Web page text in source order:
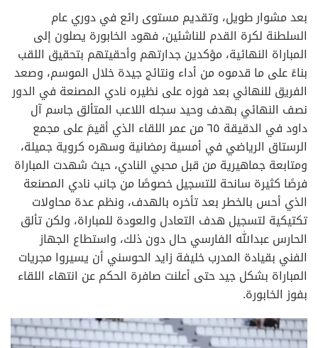
بعد مشوار طويل، وتقديم مستوى رائع في دوري عام
السلطنة لكرة القدم للناشئين، فهود الخابورة يصلون إلى
المباراة النهائية، مؤكدين جدارتهم وأحقيتهم بتحقيق اللقب
بناءً على ما قدموه من أداء ونتائج جيدة خلال الموسم، وصعد
الفريق للنهائي بعد فوزه على نظيره نادي المصنعة في الدور
نصف النهائي بهدف وحيد سجله اللاعب المتألق جاسم آل
داود في الدقيقة ٦٥ من عمر اللقاء الذي أقيمَ على مجمع
الرستاق الرياضي في أمسية رمضانية وسهره كروية جميلة،
ومتابعة جماهيرية من قبل محبي النادي، حيث شهدت المباراة
فرصًا كثيرة سانحة للتسجيل خصوصًا من جانب نادي المصنعة
الذي أحس بالخطر بعد تأخره بالهدف، ونظم عدة محاولات
تكتيكية لتسجيل هدف التعادل والعودة للمباراة، ولكن تألق
الحارس عبدالله الفارسي حال دون ذلك، واستطاع الجهاز
الفني بقيادة المدرب خليفة زايد الحوسني أن يسيروا مجريات
المباراة بشكل جيد حتى أعلنت صافرة الحكم عن انتهاء اللقاء
بفوز الخابورة.